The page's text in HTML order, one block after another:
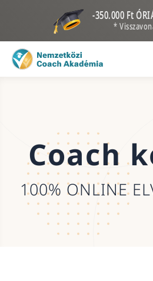
-350.000 Ft
*
Coach
100% ONLINE